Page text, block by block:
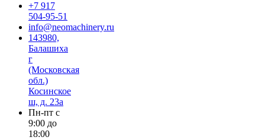
+7 917
504-95-51
info@neomachinery.ru
143980,
Балашиха
г
(Московская
обл.)
Косинское
ш, д. 23а
Пн-пт с
9:00 до
18:00